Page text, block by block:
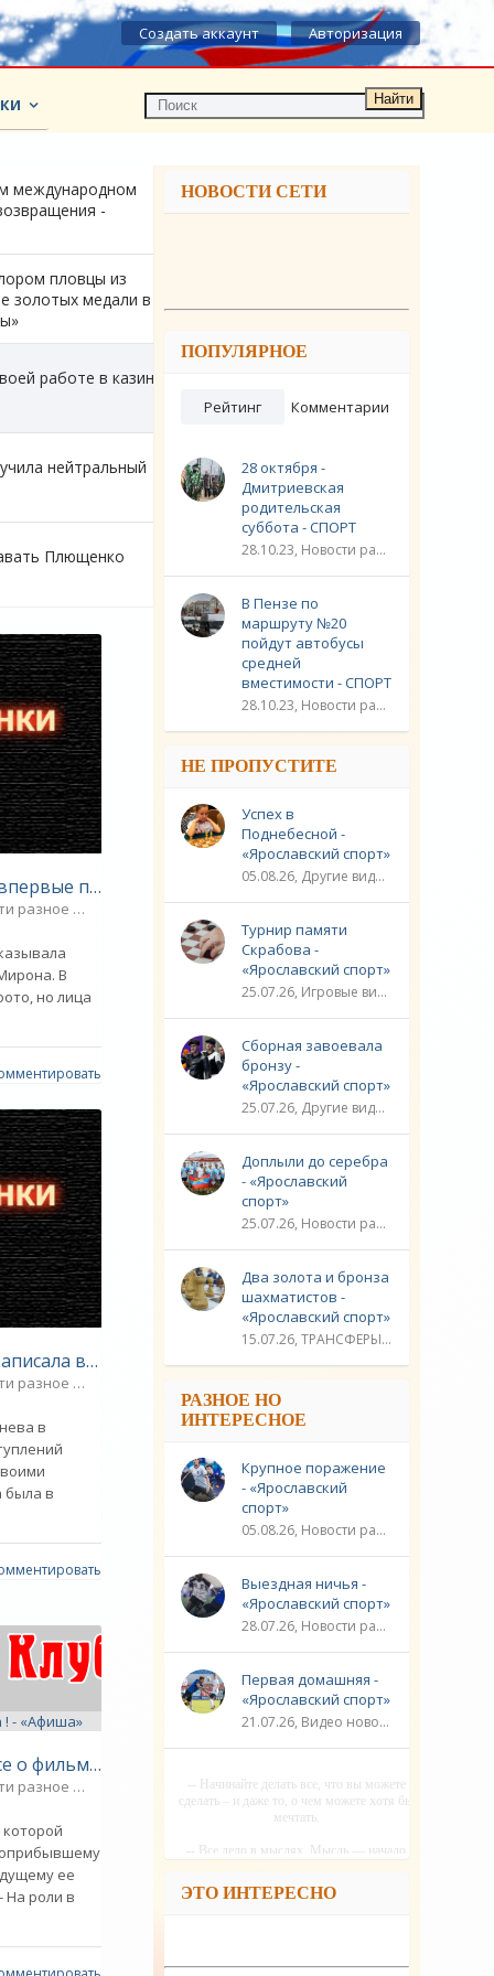
Создать аккаунт Авторизация
Найти
международном
-
пловцы из
золотых медали в
работе в казино
нейтральный
Плющенко
Певица Жасмин впервые показала лицо своего сына Мирона - «Звездные дети»
разное
В
но лица
Вера Брежнева записала видео с дочкой Сарой - «Звездные дети»
разное
в
была в
Преисподняя - все о фильме на ! - «Афиша»
разное
ее
На роли в
НОВОСТИ СЕТИ
ПОПУЛЯРНОЕ
Рейтинг Комментарии
28 октября -
Дмитриевская
родительская
суббота - СПОРТ
28.10.23, Новости разное / Плавание / Спорт
В Пензе по
маршруту №20
пойдут автобусы
средней
вместимости - СПОРТ
28.10.23, Новости разное / Другие виды спорта / Видео новости / Плавание / Спорт
НЕ ПРОПУСТИТЕ
Успех в
Поднебесной -
«Ярославский спорт»
05.08.26, Другие виды спорта / Шахматы / Новости разное / Спорт
Турнир памяти
Скрабова -
«Ярославский спорт»
25.07.26, Игровые виды спорта / Другие виды спорта / Плавание / ТРАНСФЕРЫ / Видео новости / Спорт
Сборная завоевала
бронзу -
«Ярославский спорт»
25.07.26, Другие виды спорта / Стрельба / Плавание / ЛИГА ЧЕМПИОНОВ / Спорт / Видео новости
Доплыли до серебра
- «Ярославский
спорт»
25.07.26, Новости разное / Гребля / Многоборье / Плавание / Другие виды спорта / Водные виды спорта / Видео новости / Спорт
Два золота и бронза
шахматистов -
«Ярославский спорт»
15.07.26, ТРАНСФЕРЫ / Новости разное / Другие виды спорта / Видео новости / Спорт
РАЗНОЕ НО
ИНТЕРЕСНОЕ
Крупное поражение
- «Ярославский
спорт»
05.08.26, Новости разное / Плавание / ФУТБОЛ / ЛИГА ЧЕМПИОНОВ / Видео новости / Игровые виды спорта / Спорт
Выездная ничья -
«Ярославский спорт»
28.07.26, Новости разное / ЛИГА ЧЕМПИОНОВ / ФУТБОЛ / Плавание / ГОЛЬФ / Игровые виды спорта / Видео новости / Спорт
Первая домашняя -
«Ярославский спорт»
21.07.26, Видео новости / ЛИГА ЧЕМПИОНОВ / ФУТБОЛ / Плавание / Новости разное / Игровые виды спорта / Спорт
-- Начинайте делать все, что вы можете
сделать – и даже то, о чем можете хотя бы
мечтать.
-- Все дело в мыслях. Мысль — начало
поэтому главное дело совершенствования:
работать над мыслями.
придумали.
ЭТО ИНТЕРЕСНО